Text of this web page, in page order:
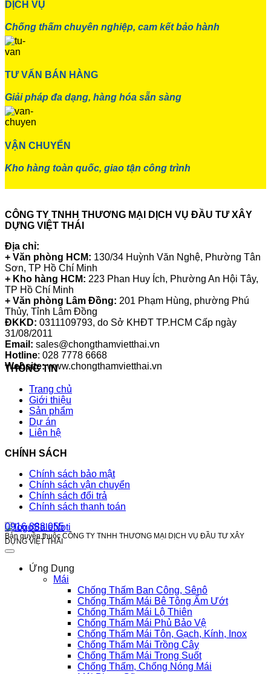
DỊCH VỤ
Chống thấm chuyên nghiệp, cam kết bảo hành
TƯ VẤN BÁN HÀNG
Giải pháp đa dạng, hàng hóa sẵn sàng
VẬN CHUYỂN
Kho hàng toàn quốc, giao tận công trình
CÔNG TY TNHH THƯƠNG MẠI DỊCH VỤ ĐẦU TƯ XÂY
DỰNG VIỆT THÁI
Địa chỉ:
+ Văn phòng HCM: 130/34 Huỳnh Văn Nghệ, Phường Tân
Sơn, TP Hồ Chí Minh
+ Kho hàng HCM: 223 Phan Huy Ích, Phường An Hội Tây,
TP Hồ Chí Minh
+ Văn phòng Lâm Đồng: 201 Phạm Hùng, phường Phú
Thủy, Tỉnh Lâm Đồng
ĐKKD: 0311109793, do Sở KHĐT TP.HCM Cấp ngày
31/08/2011
Email: sales@chongthamvietthai.vn
Hotline: 028 7778 6668
Website:www.chongthamvietthai.vn
THÔNG TIN
Trang chủ
Giới thiệu
Sản phẩm
Dự án
Liên hệ
CHÍNH SÁCH
Chính sách bảo mật
Chính sách vận chuyển
Chính sách đổi trả
Chính sách thanh toán
0916 888 055
Bản quyền thuộc CÔNG TY TNHH THƯƠNG MẠI DỊCH VỤ ĐẦU TƯ XÂY
DỰNG VIỆT THÁI
Ứng Dụng
Mái
Chống Thấm Ban Công, Sênô
Chống Thấm Mái Bê Tông Ẩm Ướt
Chống Thấm Mái Lộ Thiên
Chống Thấm Mái Phủ Bảo Vệ
Chống Thấm Mái Tôn, Gạch, Kính, Inox
Chống Thấm Mái Trồng Cây
Chống Thấm Mái Trong Suốt
Chống Thấm, Chống Nóng Mái